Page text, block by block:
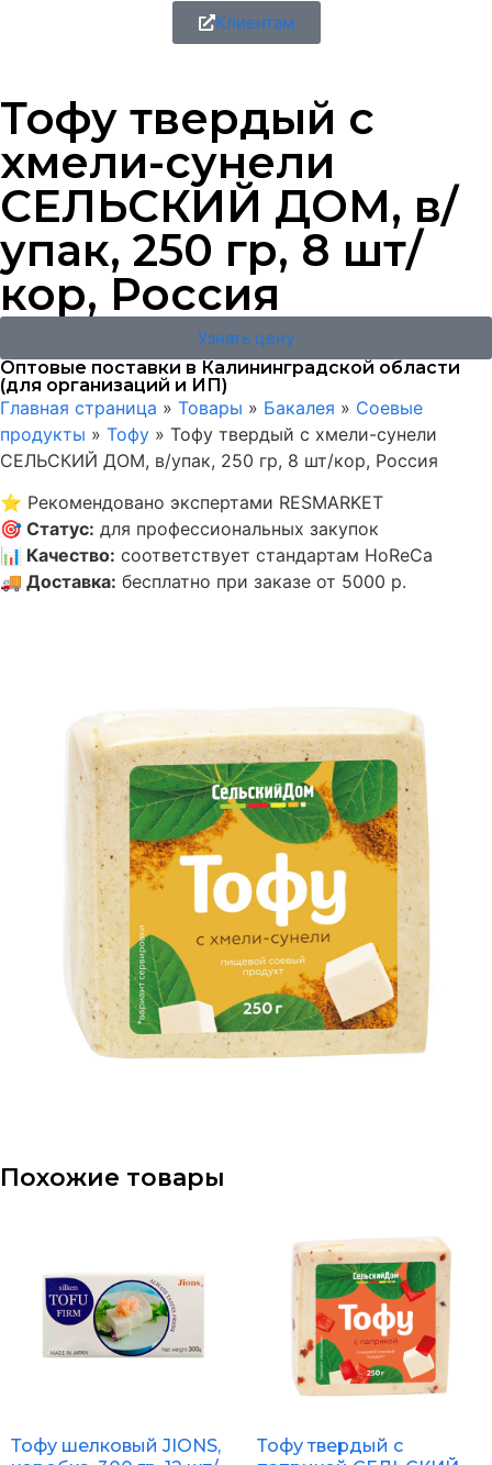
Клиентам
Тофу твердый с
хмели-сунели
СЕЛЬСКИЙ ДОМ, в/
упак, 250 гр, 8 шт/
кор, Россия
Узнать цену
Оптовые поставки в Калининградской области
(для организаций и ИП)
Главная страница » Товары » Бакалея » Соевые
продукты » Тофу » Тофу твердый с хмели-сунели
СЕЛЬСКИЙ ДОМ, в/упак, 250 гр, 8 шт/кор, Россия
⭐ Рекомендовано экспертами RESMARKET
🎯 Статус: для профессиональных закупок
📊 Качество: соответствует стандартам HoReCa
🚚 Доставка: бесплатно при заказе от 5000 р.
Похожие товары
Тофу шелковый JIONS,
Тофу твердый с